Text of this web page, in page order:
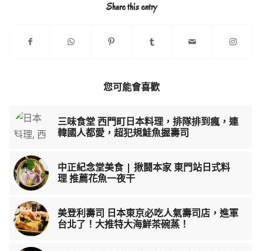
Share this entry
您可能會喜歡
三味食堂 西門町日本料理，排隊排到瘋，連
韓國人都愛，超犯規鮭魚握壽司
中正紀念堂美食 | 揪鬪本家 東門站日式料
理 推薦花魚一夜干
美登利壽司 日本東京必吃人氣壽司店，進軍
台北了！大推特大海鮮茶碗蒸！